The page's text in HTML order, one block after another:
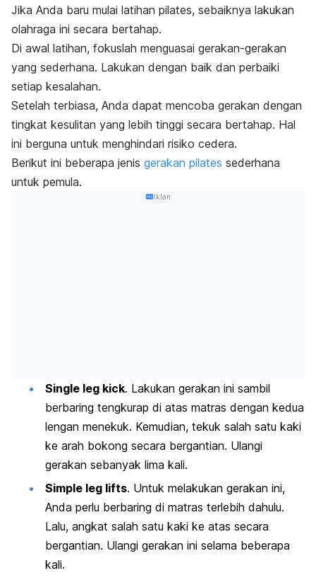
Jika Anda baru mulai latihan pilates, sebaiknya lakukan
olahraga ini secara bertahap.
Di awal latihan, fokuslah menguasai gerakan-gerakan
yang sederhana. Lakukan dengan baik dan perbaiki
setiap kesalahan.
Setelah terbiasa, Anda dapat mencoba gerakan dengan
tingkat kesulitan yang lebih tinggi secara bertahap. Hal
ini berguna untuk menghindari risiko cedera.
Berikut ini beberapa jenis gerakan pilates sederhana
untuk pemula.
Iklan
Single leg kick. Lakukan gerakan ini sambil
berbaring tengkurap di atas matras dengan kedua
lengan menekuk. Kemudian, tekuk salah satu kaki
ke arah bokong secara bergantian. Ulangi
gerakan sebanyak lima kali.
Simple leg lifts. Untuk melakukan gerakan ini,
Anda perlu berbaring di matras terlebih dahulu.
Lalu, angkat salah satu kaki ke atas secara
bergantian. Ulangi gerakan ini selama beberapa
kali.